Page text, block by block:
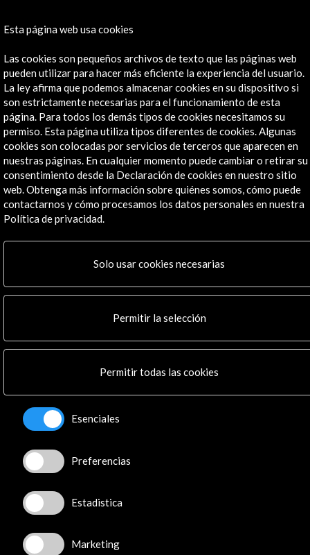
Contacta
+34 91 700 4000
José Abascal, 4 - 4º
28003 Madrid, España
Canales de contacto
Explora
Institucional
Actividades
Cultura en Red
Logo y crédito a AC/E
Conecta
(Twitter)
Instagram
LinkedIn
Facebook
Spotify
TikTok
Esta página web usa cookies
Las cookies son pequeños archivos de texto que las páginas web
pueden utilizar para hacer más eficiente la experiencia del usuario.
La ley afirma que podemos almacenar cookies en su dispositivo si
son estrictamente necesarias para el funcionamiento de esta
página. Para todos los demás tipos de cookies necesitamos su
permiso. Esta página utiliza tipos diferentes de cookies. Algunas
cookies son colocadas por servicios de terceros que aparecen en
nuestras páginas. En cualquier momento puede cambiar o retirar su
consentimiento desde la Declaración de cookies en nuestro sitio
web. Obtenga más información sobre quiénes somos, cómo puede
contactarnos y cómo procesamos los datos personales en nuestra
Política de privacidad.
Solo usar cookies necesarias
Permitir la selección
Permitir todas las cookies
Esenciales
Preferencias
Estadistica
Marketing